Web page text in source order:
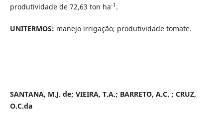
produtividade de 72,63 ton ha-1 .
UNITERMOS: manejo irrigação; produtividade tomate.
SANTANA, M.J. de; VIEIRA, T.A.; BARRETO, A.C. ; CRUZ,
O.C.da